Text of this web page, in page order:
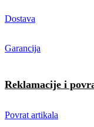
Dostava
Garancija
Reklamacije i
Povrat artikala